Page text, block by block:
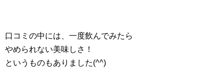
口コミの中には、一度飲んでみたら
やめられない美味しさ！
というものもありました(^^)